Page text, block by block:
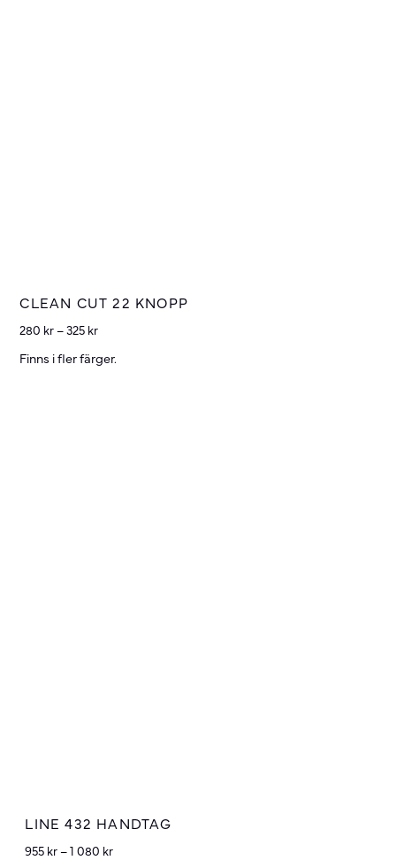
CLEAN CUT 22 KNOPP
280 kr–325 kr
Finns i fler färger.
LINE 432 HANDTAG
955 kr–1 080 kr